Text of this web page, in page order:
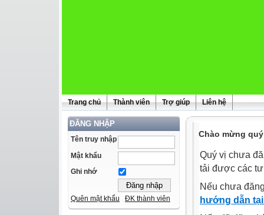
Trang chủ Thành viên Trợ giúp Liên hệ
ĐĂNG NHẬP
Tên truy nhập
Mật khẩu
Ghi nhớ
Quên mật khẩu ĐK thành viên
Chào mừng
Quý vị chưa
tải được các
Nếu chưa
hướng dẫn